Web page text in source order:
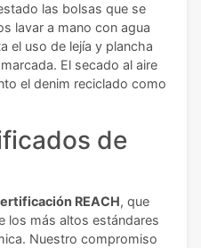
las bolsas que se
lavar a mano con agua
el uso de lejía y plancha
El secado al aire
el denim reciclado como
de
REACH, que
los más altos estándares
Nuestro compromiso